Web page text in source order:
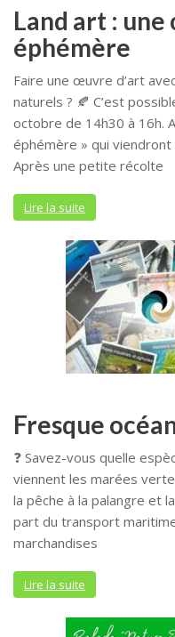
Land art :
éphémère
Faire une œuvre d’art
naturels ? 🍂 C’est
octobre de 14h30 à 16h.
éphémère » qui
Après une petite récolte
Lire la suite
Fresque
❓ Savez-vous quelle
viennent les marées
la pêche à la palangre et
part du transport
marchandises
Lire la suite